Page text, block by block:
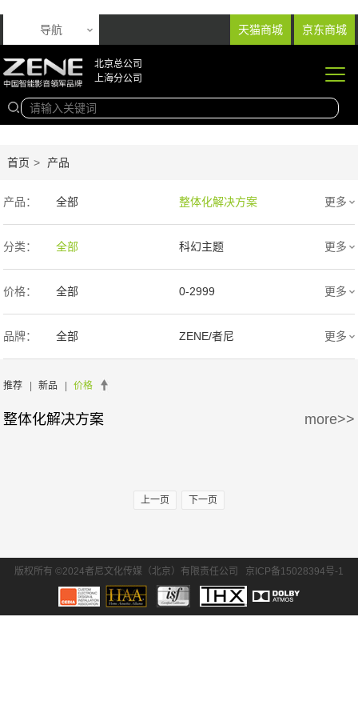
天猫商城 京东商城
导航
北京总公司
上海分公司
首页 > 产品
产品： 全部 整体化解决方案
音响产品 投影产品
专业扩声音箱 幕布产品
声学产品 智能产品
周边产品
更多
分类： 全部 科幻主题
欧式 新中式
现代简约 简欧
更多
价格： 全部 0-2999
3000-9999 1万-5万
5万-15万
30万-50万
更多
品牌： 全部 ZENE/者尼 更多
推荐 | 新品 | 价格
整体化解决方案 more>>
上一页 下一页
版权所有 ©2024者尼文化传媒（北京）有限责任公司 京ICP备15028394号-1